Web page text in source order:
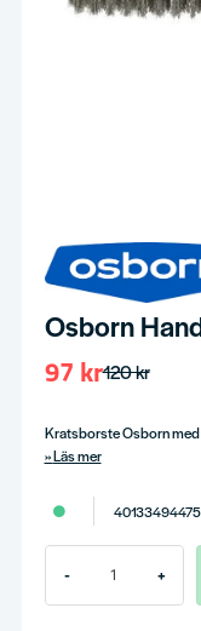
Osborn
120 kr
97 kr
Kratsborste Osborn
Läs mer
- +